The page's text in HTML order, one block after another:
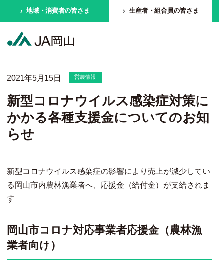
地域・消費者の皆さま 生産者・組合員の皆さま
2021年5月15日 営農情報
新型コロナウイルス感染症対策に
かかる各種支援金についてのお知
らせ
新型コロナウイルス感染症の影響により売上が減少してい
る岡山市内農林漁業者へ、応援金（給付金）が支給されま
す
岡山市コロナ対応事業者応援金（農林漁
業者向け）